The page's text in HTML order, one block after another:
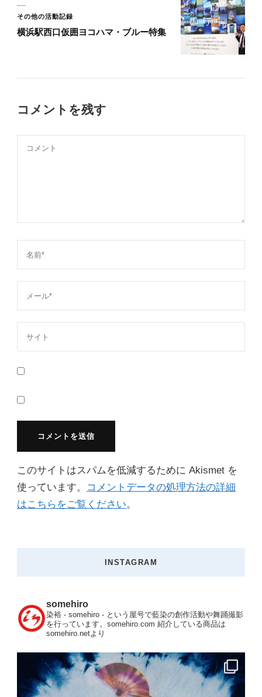
その他の活動記録
横浜駅西口仮囲ヨコハマ・ブルー特集
コメントを残す
このサイトはスパムを低減するために Akismet を
使っています。
コメントデータの処理方法の詳細
はこちらをご覧ください。
INSTAGRAM
somehiro
染裕 - somehiro - という屋号で藍染の創作活動や舞踊撮影
を行っています。somehiro.com 紹介している商品は
somehiro.netより